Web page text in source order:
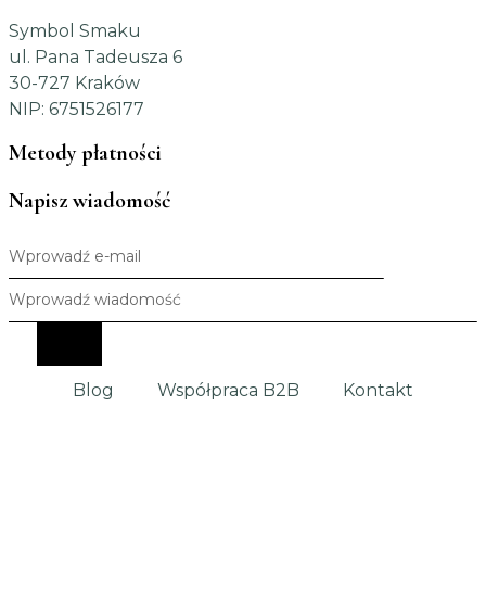
Symbol Smaku
ul. Pana Tadeusza 6
30-727 Kraków
NIP: 6751526177
Metody płatności
Napisz wiadomość
Blog Współpraca B2B Kontakt